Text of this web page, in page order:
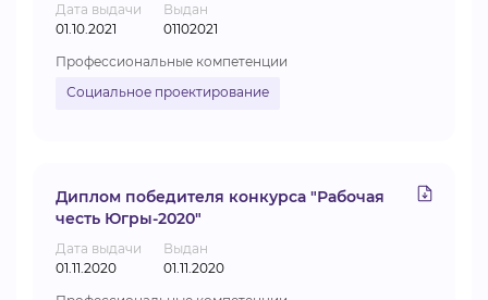
Дата выдачи
01.10.2021
Выдан
01102021
Профессиональные компетенции
Социальное проектирование
Диплом победителя конкурса "Рабочая
честь Югры-2020"
Дата выдачи
01.11.2020
Выдан
01.11.2020